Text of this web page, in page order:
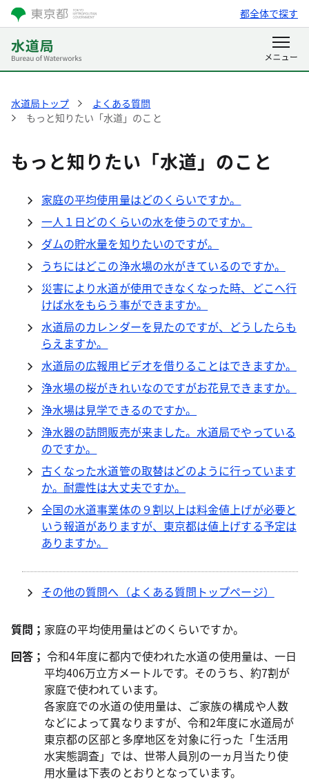
都全体で探す
水道局トップ
よくある質問
もっと知りたい「水道」のこと
もっと知りたい「水道」のこと
家庭の平均使用量はどのくらいですか。
一人１日どのくらいの水を使うのですか。
ダムの貯水量を知りたいのですが。
うちにはどこの浄水場の水がきているのですか。
災害により水道が使用できなくなった時、どこへ行
けば水をもらう事ができますか。
水道局のカレンダーを見たのですが、どうしたらも
らえますか。
水道局の広報用ビデオを借りることはできますか。
浄水場の桜がきれいなのですがお花見できますか。
浄水場は見学できるのですか。
浄水器の訪問販売が来ました。水道局でやっている
のですか。
古くなった水道管の取替はどのように行っています
か。耐震性は大丈夫ですか。
全国の水道事業体の９割以上は料金値上げが必要と
いう報道がありますが、東京都は値上げする予定は
ありますか。
その他の質問へ （よくある質問トップページ）
質問； 家庭の平均使用量はどのくらいですか。
回答； 令和4年度に都内で使われた水道の使用量は、一日
平均406万立方メートルです。そのうち、約7割が
家庭で使われています。
各家庭での水道の使用量は、ご家族の構成や人数
などによって異なりますが、令和2年度に水道局が
東京都の区部と多摩地区を対象に行った「生活用
水実態調査」では、世帯人員別の一ヵ月当たり使
用水量は下表のとおりとなっています。